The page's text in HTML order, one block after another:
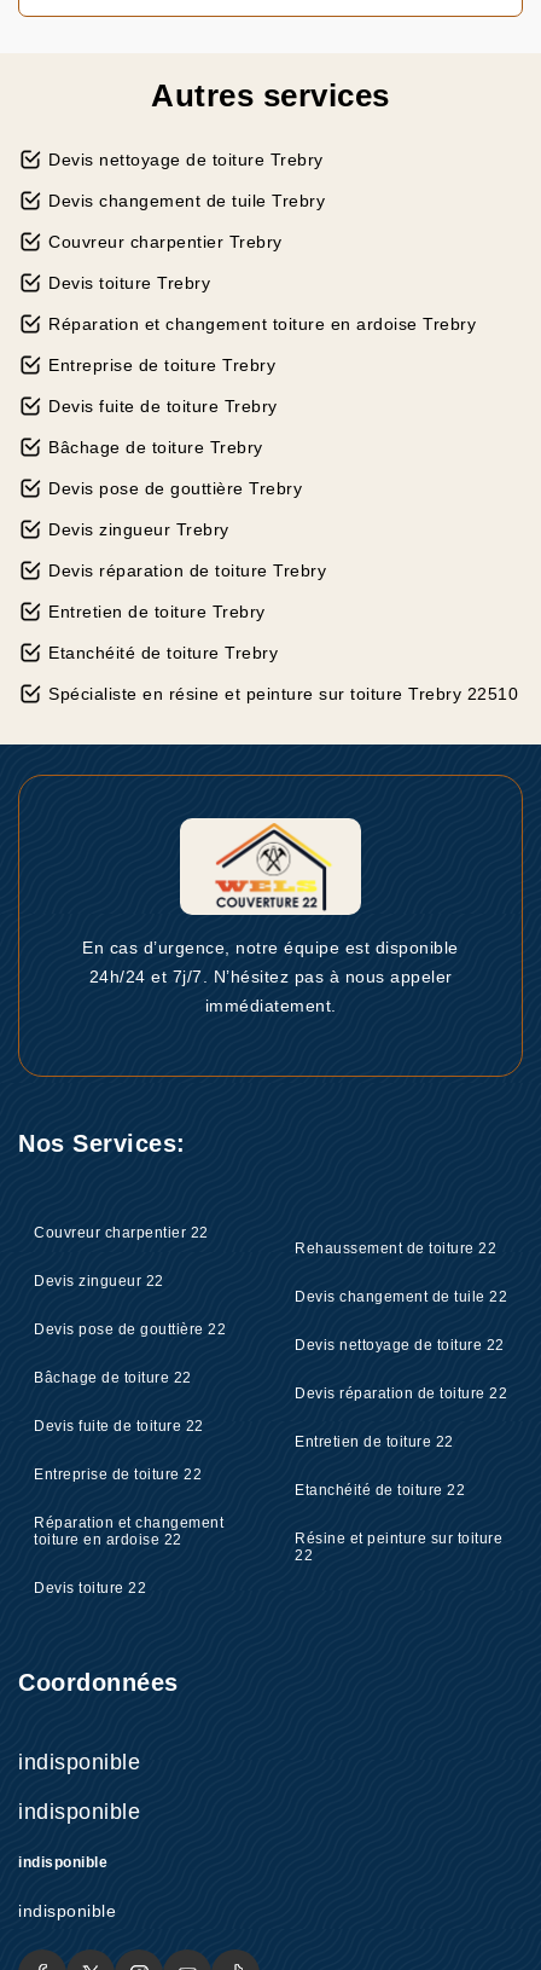
Autres services
Devis nettoyage de toiture Trebry
Devis changement de tuile Trebry
Couvreur charpentier Trebry
Devis toiture Trebry
Réparation et changement toiture en ardoise Trebry
Entreprise de toiture Trebry
Devis fuite de toiture Trebry
Bâchage de toiture Trebry
Devis pose de gouttière Trebry
Devis zingueur Trebry
Devis réparation de toiture Trebry
Entretien de toiture Trebry
Etanchéité de toiture Trebry
Spécialiste en résine et peinture sur toiture Trebry 22510
En cas d’urgence, notre équipe est disponible
24h/24 et 7j/7. N’hésitez pas à nous appeler
immédiatement.
Nos Services:
Couvreur charpentier 22
Devis zingueur 22
Devis pose de gouttière 22
Bâchage de toiture 22
Devis fuite de toiture 22
Entreprise de toiture 22
Réparation et changement
toiture en ardoise 22
Devis toiture 22
Rehaussement de toiture 22
Devis changement de tuile 22
Devis nettoyage de toiture 22
Devis réparation de toiture 22
Entretien de toiture 22
Etanchéité de toiture 22
Résine et peinture sur toiture
22
Coordonnées
indisponible
indisponible
indisponible
indisponible